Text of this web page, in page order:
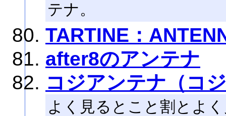
テナ。
TARTINE：
after8のアンテナ
コジアンテナ（コ
よく見るとこと割とよ